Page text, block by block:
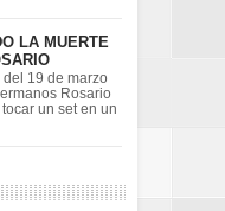
LA MUERTE
19 de marzo
Rosario
un set en un